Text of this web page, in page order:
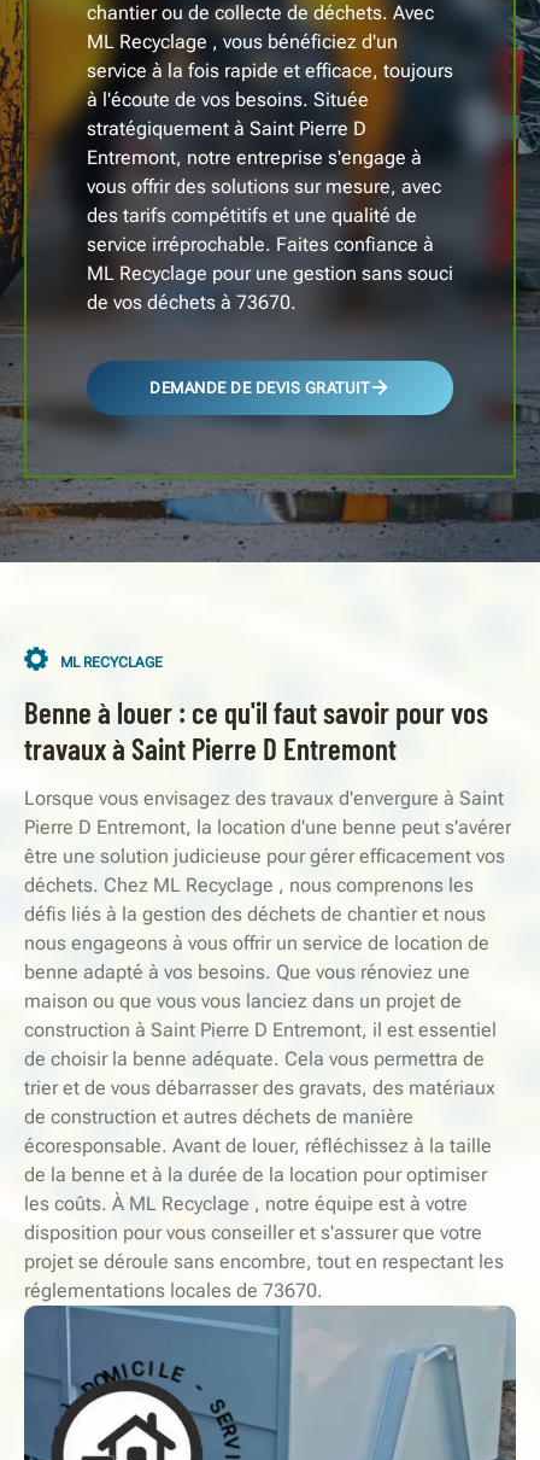
chantier ou de collecte de déchets. Avec
ML Recyclage , vous bénéficiez d'un
service à la fois rapide et efficace, toujours
à l'écoute de vos besoins. Située
stratégiquement à Saint Pierre D
Entremont, notre entreprise s'engage à
vous offrir des solutions sur mesure, avec
des tarifs compétitifs et une qualité de
service irréprochable. Faites confiance à
ML Recyclage pour une gestion sans souci
de vos déchets à 73670.
DEMANDE DE DEVIS GRATUIT
ML RECYCLAGE
Benne à louer : ce qu'il faut savoir pour vos
travaux à Saint Pierre D Entremont
Lorsque vous envisagez des travaux d'envergure à Saint
Pierre D Entremont, la location d'une benne peut s'avérer
être une solution judicieuse pour gérer efficacement vos
déchets. Chez ML Recyclage , nous comprenons les
défis liés à la gestion des déchets de chantier et nous
nous engageons à vous offrir un service de location de
benne adapté à vos besoins. Que vous rénoviez une
maison ou que vous vous lanciez dans un projet de
construction à Saint Pierre D Entremont, il est essentiel
de choisir la benne adéquate. Cela vous permettra de
trier et de vous débarrasser des gravats, des matériaux
de construction et autres déchets de manière
écoresponsable. Avant de louer, réfléchissez à la taille
de la benne et à la durée de la location pour optimiser
les coûts. À ML Recyclage , notre équipe est à votre
disposition pour vous conseiller et s'assurer que votre
projet se déroule sans encombre, tout en respectant les
réglementations locales de 73670.
D
O
M
I
C
ILE - SERVIC
E
À